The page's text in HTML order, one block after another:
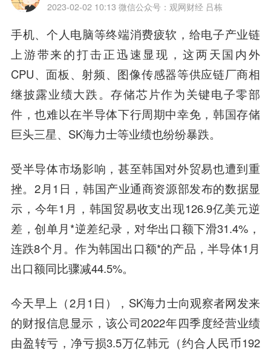
2023-02-02 10:13 微信公众号：观网财经 吕栋
手机、个人电脑等终端消费疲软，给电子产业链
上游带来的打击正迅速显现，这两天国内外
CPU、面板、射频、图像传感器等供应链厂商相
继披露业绩大跌。存储芯片作为关键电子零部
件，也难以在半导体下行周期中幸免，韩国存储
巨头三星、SK海力士等业绩也纷纷暴跌。
受半导体市场影响，甚至韩国对外贸易也遭到重
挫。2月1日，韩国产业通商资源部发布的数据显
示，今年1月，韩国贸易收支出现126.9亿美元逆
差，创单月*逆差纪录，对华出口额下滑31.4%，
连跌8个月。作为韩国出口额*的产品，半导体1月
出口额同比骤减44.5%。
今天早上（2月1日），SK海力士向观察者网发来
的财报信息显示，该公司2022年四季度经营业绩
由盈转亏，净亏损3.5万亿韩元（约合人民币192